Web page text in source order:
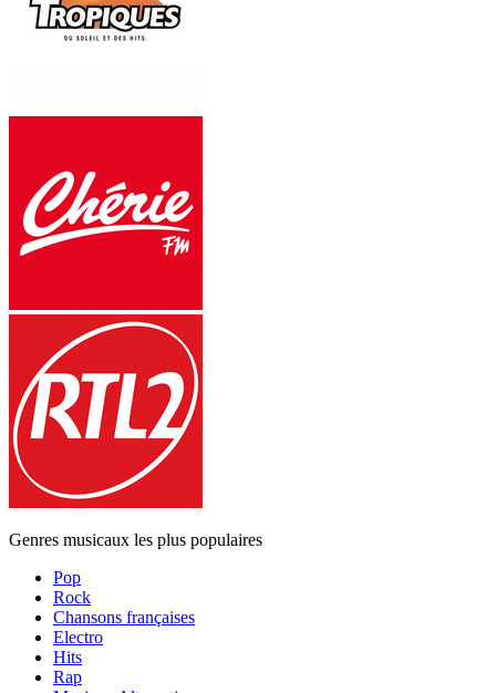
Genres musicaux les plus populaires
Pop
Rock
Chansons françaises
Electro
Hits
Rap